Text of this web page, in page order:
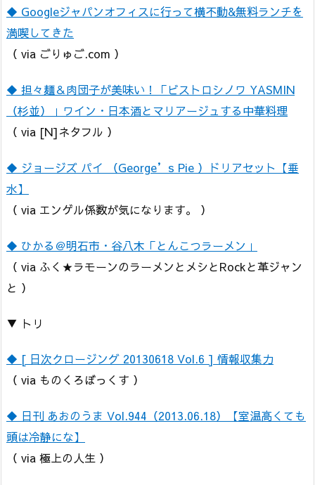
◆ Googleジャパンオフィスに行って横不動&無料ランチを
満喫してきた
（ via ごりゅご.com ）
◆ 担々麺＆肉団子が美味い！「ビストロシノワ YASMIN
（杉並）」ワイン・日本酒とマリアージュする中華料理
（ via [N]ネタフル ）
◆ ジョージズ パイ （George’s Pie ）ドリアセット【垂
水】
（ via エンゲル係数が気になります。 ）
◆ ひかる＠明石市・谷八木「とんこつラーメン」
（ via ふく★ラモーンのラーメンとメシとRockと革ジャン
と ）
▼ トリ
◆ [ 日次クロージング 20130618 Vol.6 ] 情報収集力
（ via ものくろぼっくす ）
◆ 日刊 あおのうま Vol.944（2013.06.18）【室温高くても
頭は冷静にな】
（ via 極上の人生 ）